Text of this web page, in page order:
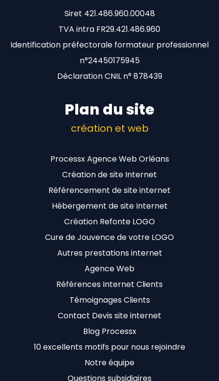
Siret 421.486.960.00048
TVA intra FR29.421.486.960
Identification préfectorale formateur professionnel
n°24450175945
Déclaration CNIL n° 878439
Plan du site
création et web
Processx Agence Web Orléans
Création de site Internet
Référencement de site internet
Hébergement de site Internet
Création Refonte LOGO
Cure de Jouvence de votre LOGO
Autres prestations internet
Agence Web
Références Internet Clients
Témoignages Clients
Contact Devis site internet
Blog Processx
10 excellents motifs pour nous rejoindre
Notre équipe
Questions subsidiaires